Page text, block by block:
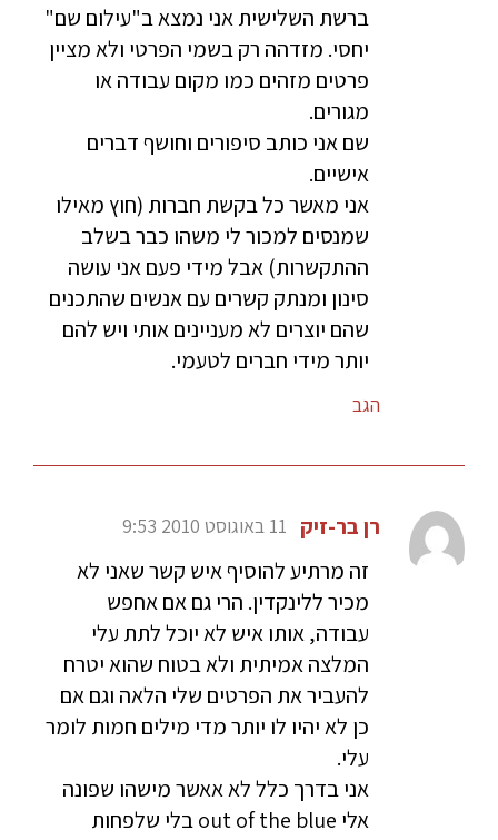
ברשת השלישית אני נמצא ב"עילום שם"
יחסי. מזדהה רק בשמי הפרטי ולא מציין
פרטים מזהים כמו מקום עבודה או
מגורים.
שם אני כותב סיפורים וחושף דברים
אישיים.
אני מאשר כל בקשת חברות (חוץ מאילו
שמנסים למכור לי משהו כבר בשלב
ההתקשרות) אבל מידי פעם אני עושה
סינון ומנתק קשרים עם אנשים שהתכנים
שהם יוצרים לא מעניינים אותי ויש להם
יותר מידי חברים לטעמי.
הגב
רן בר-זיק 11 באוגוסט 2010 9:53
זה מרתיע להוסיף איש קשר שאני לא
מכיר ללינקדין. הרי גם אם אחפש
עבודה, אותו איש לא יוכל לתת עלי
המלצה אמיתית ולא בטוח שהוא יטרח
להעביר את הפרטים שלי הלאה וגם אם
כן לא יהיו לו יותר מדי מילים חמות לומר
עלי.
אני בדרך כלל לא אאשר מישהו שפונה
אלי out of the blue בלי שלפחות